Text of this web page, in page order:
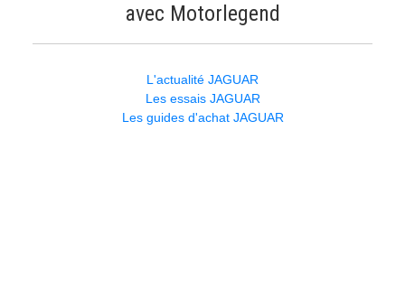
avec Motorlegend
L'actualité JAGUAR
Les essais JAGUAR
Les guides d'achat JAGUAR